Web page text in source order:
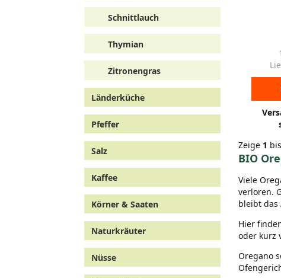
Schnittlauch
Thymian
Zitronengras
Länderküche
Pfeffer
Salz
Kaffee
Körner & Saaten
Naturkräuter
Nüsse
Zeige 1 bis
BIO
Viele
verloren.
bleibt das
Hier
oder kurz
Oregano